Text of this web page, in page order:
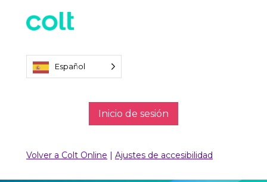
Español
Inicio de sesión
Volver a Colt Online Ajustes de accesibilidad